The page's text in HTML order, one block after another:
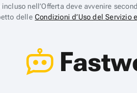
nell’Offerta deve avvenire
delleCondizioni d’Uso del